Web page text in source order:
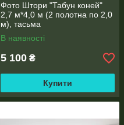
Фото Штори "Табун коней"
2,7 м*4,0 м (2 полотна по 2,0
м), тасьма
В наявності
5 100 ₴
Купити